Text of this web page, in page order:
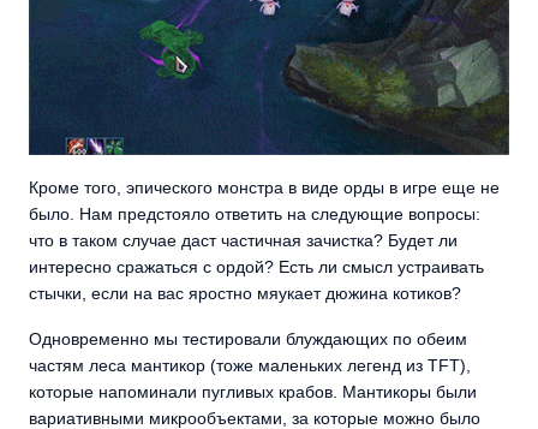
Кроме того, эпического монстра в виде орды в игре еще не
было. Нам предстояло ответить на следующие вопросы:
что в таком случае даст частичная зачистка? Будет ли
интересно сражаться с ордой? Есть ли смысл устраивать
стычки, если на вас яростно мяукает дюжина котиков?
Одновременно мы тестировали блуждающих по обеим
частям леса мантикор (тоже маленьких легенд из TFT),
которые напоминали пугливых крабов. Мантикоры были
вариативными микрообъектами, за которые можно было